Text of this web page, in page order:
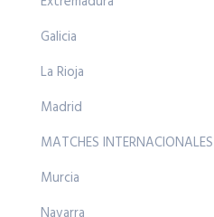
Galicia
La Rioja
Madrid
MATCHES INTERNACIONALES
Murcia